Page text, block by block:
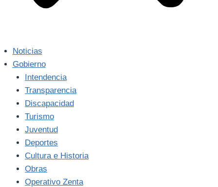
Noticias
Gobierno
Intendencia
Transparencia
Discapacidad
Turismo
Juventud
Deportes
Cultura e Historia
Obras
Operativo Zenta